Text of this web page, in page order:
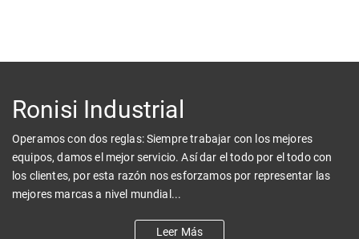
Ronisi Industrial
Operamos con dos reglas: Siempre trabajar con los mejores
equipos, damos el mejor servicio. Así dar el todo por el todo con
los clientes, por esta razón nos esforzamos por representar las
mejores marcas a nivel mundial...
Leer Más